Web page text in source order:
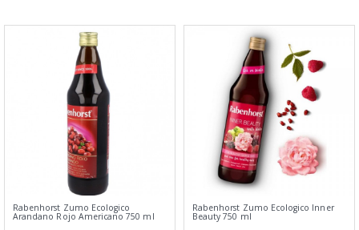
Rabenhorst Zumo Ecologico
Arandano Rojo Americano 750 ml
Rabenhorst Zumo Ecologico Inner
Beauty 750 ml